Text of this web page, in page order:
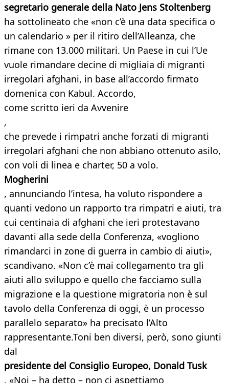
segretario generale della Nato Jens Stoltenberg
ha sottolineato che «non c’è una data specifica o
un calendario » per il ritiro dell’Alleanza, che
rimane con 13.000 militari. Un Paese in cui l’Ue
vuole rimandare decine di migliaia di migranti
irregolari afghani, in base all’accordo firmato
domenica con Kabul. Accordo,
come scritto ieri da Avvenire
,
che prevede i rimpatri anche forzati di migranti
irregolari afghani che non abbiano ottenuto asilo,
con voli di linea e charter, 50 a volo.
Mogherini
, annunciando l’intesa, ha voluto rispondere a
quanti vedono un rapporto tra rimpatri e aiuti, tra
cui centinaia di afghani che ieri protestavano
davanti alla sede della Conferenza, «vogliono
rimandarci in zone di guerra in cambio di aiuti»,
scandivano. «Non c’è mai collegamento tra gli
aiuti allo sviluppo e quello che facciamo sulla
migrazione e la questione migratoria non è sul
tavolo della Conferenza di oggi, è un processo
parallelo separato» ha precisato l’Alto
rappresentante.Toni ben diversi, però, sono giunti
dal
presidente del Consiglio Europeo, Donald Tusk
. «Noi – ha detto – non ci aspettiamo